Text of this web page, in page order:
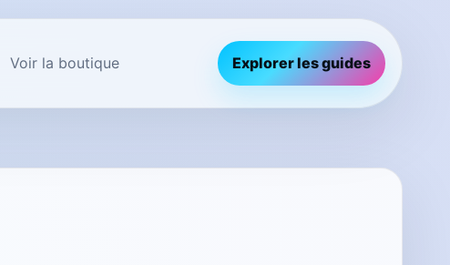
Voir la boutique Explorer les guides